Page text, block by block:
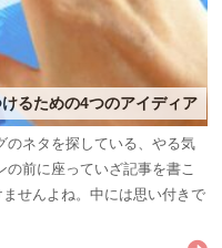
るための4つのアイディア
のネタを探している、やる気
前に座っていざ記事を書こ
せんよね。中には思い付きで